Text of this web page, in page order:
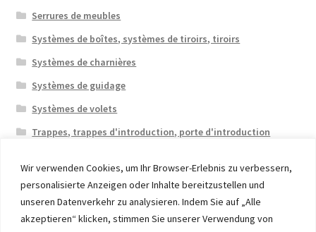
Wir verwenden Cookies, um Ihr Browser-Erlebnis zu verbessern,
personalisierte Anzeigen oder Inhalte bereitzustellen und
unseren Datenverkehr zu analysieren. Indem Sie auf „Alle
akzeptieren“ klicken, stimmen Sie unserer Verwendung von
Serrures de meubles
Systèmes de boîtes, systèmes de tiroirs, tiroirs
Systèmes de charnières
Systèmes de guidage
Systèmes de volets
Trappes, trappes d'introduction, porte d'introduction